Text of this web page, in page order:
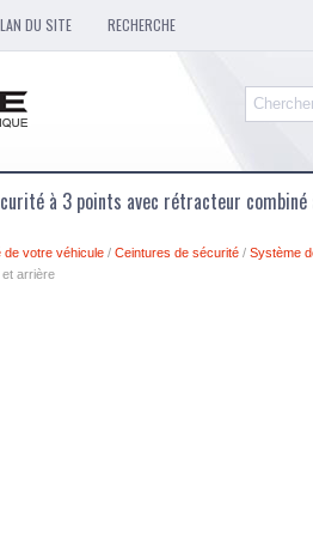
DU SITE RECHERCHE
à 3 points avec rétracteur combiné
de votre véhicule / Ceintures de sécurité / Système
arrière